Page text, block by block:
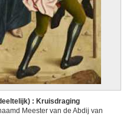
: Kruisdraging
Meester van de Abdij van